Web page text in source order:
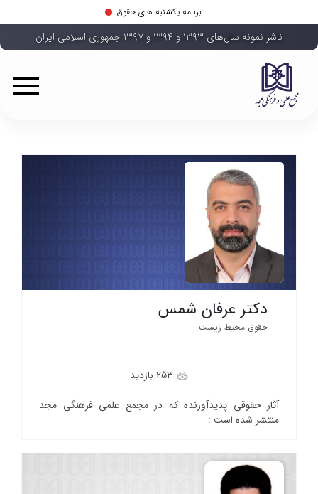
برنامه یکشنبه های حقوق
ناشر نمونه سال‌های ۱۳۹۳ و ۱۳۹۴ و ۱۳۹۷ جمهوری اسلامی ایران
دکتر عرفان شمس
حقوق محیط زیست
آثار حقوقی پدیدآورنده که در مجمع علمی فرهنگی مجد
منتشر شده است :